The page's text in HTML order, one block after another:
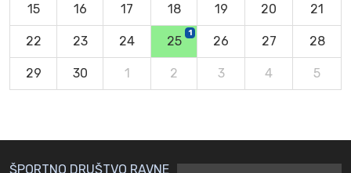
15 16 17 18 19 20 21
22 23 24 25
1
26 27 28
29 30 1 2 3 4 5
ŠPORTNO DRUŠTVO RAVNE